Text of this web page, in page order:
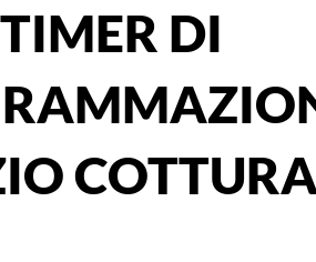
TIMER DI
COTTURA